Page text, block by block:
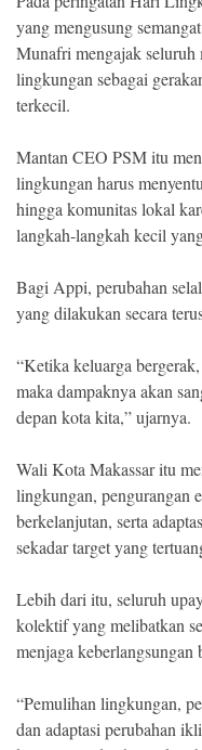
yang mengusung
Munafri mengajak seluruh
lingkungan sebagai
terkecil.
Mantan CEO PSM itu
lingkungan harus
hingga komunitas lokal
langkah-langkah kecil
Bagi Appi, perubahan
yang dilakukan secara
“Ketika keluarga
maka dampaknya akan
depan kota kita,” ujarnya.
Wali Kota Makassar itu
lingkungan, pengurangan
berkelanjutan, serta
sekadar target yang
Lebih dari itu, seluruh
kolektif yang melibatkan
menjaga keberlangsungan
“Pemulihan lingkungan,
dan adaptasi perubahan